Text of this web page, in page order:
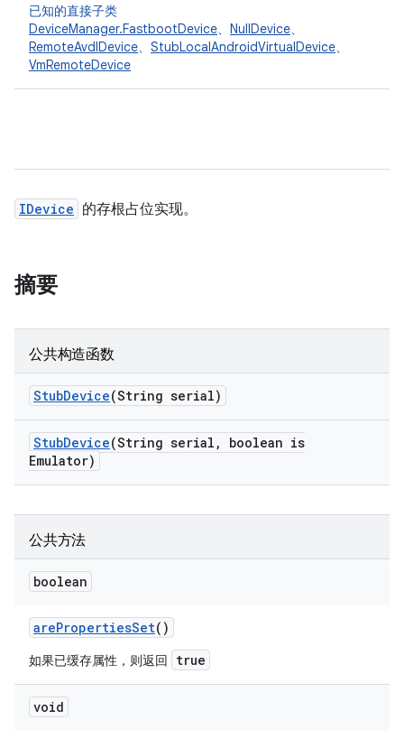
已知的直接子类
DeviceManager.FastbootDevice、 NullDevice、
RemoteAvdIDevice、 StubLocalAndroidVirtualDevice、
VmRemoteDevice
IDevice 的存根占位实现。
摘要
公共构造函数
StubDevice(String serial)
StubDevice(String serial ,
boolean is
Emulator)
公共方法
boolean
arePropertiesSet()
如果已缓存属性，则返回 true
void